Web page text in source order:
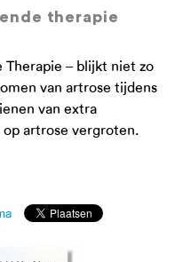
therapie
Therapie – blijkt niet zo
van artrose tijdens
van extra
op artrose vergroten.